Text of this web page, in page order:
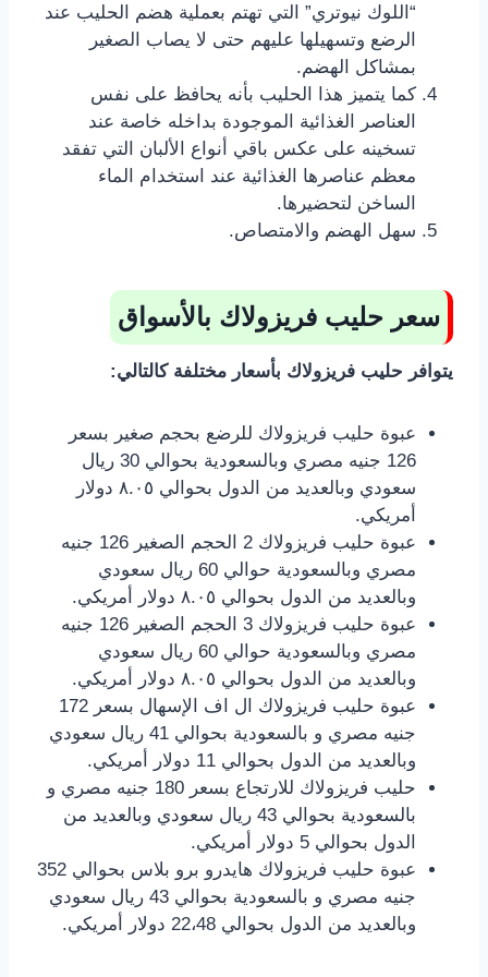
“اللوك نيوتري” التي تهتم بعملية هضم الحليب عند
الرضع وتسهيلها عليهم حتى لا يصاب الصغير
بمشاكل الهضم.
كما يتميز هذا الحليب بأنه يحافظ على نفس
العناصر الغذائية الموجودة بداخله خاصة عند
تسخينه على عكس باقي أنواع الألبان التي تفقد
معظم عناصرها الغذائية عند استخدام الماء
الساخن لتحضيرها.
سهل الهضم والامتصاص.
سعر حليب فريزولاك بالأسواق
يتوافر حليب فريزولاك بأسعار مختلفة كالتالي:
عبوة حليب فريزولاك للرضع بحجم صغير بسعر
126 جنيه مصري وبالسعودية بحوالي 30 ريال
سعودي وبالعديد من الدول بحوالي ٨.٠٥ دولار
أمريكي.
عبوة حليب فريزولاك 2 الحجم الصغير 126 جنيه
مصري وبالسعودية حوالي 60 ريال سعودي
وبالعديد من الدول بحوالي ٨.٠٥ دولار أمريكي.
عبوة حليب فريزولاك 3 الحجم الصغير 126 جنيه
مصري وبالسعودية حوالي 60 ريال سعودي
وبالعديد من الدول بحوالي ٨.٠٥ دولار أمريكي.
عبوة حليب فريزولاك ال اف الإسهال بسعر 172
جنيه مصري و بالسعودية بحوالي 41 ريال سعودي
وبالعديد من الدول بحوالي 11 دولار أمريكي.
حليب فريزولاك للارتجاع بسعر 180 جنيه مصري و
بالسعودية بحوالي 43 ريال سعودي وبالعديد من
الدول بحوالي 5 دولار أمريكي.
عبوة حليب فريزولاك هايدرو برو بلاس بحوالي 352
جنيه مصري و بالسعودية بحوالي 43 ريال سعودي
وبالعديد من الدول بحوالي 22،48 دولار أمريكي.